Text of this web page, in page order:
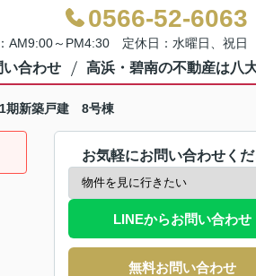
0566-52-6063
AM9:00～PM4:30 定休日：水曜日、祝日
い合わせ 高浜・碧南の不動産は八
期新築戸建 8号棟
お気軽にお問い合わせく
LINEからお問い合わせ
無料お問い合わせ